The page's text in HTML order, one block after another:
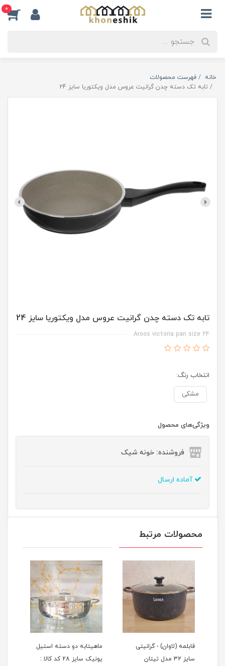
0
خانه
فهرست محصولات
تابه تک دسته چدن گرانیت عروس مدل ویکتوریا سایز 24
تابه تک دسته چدن گرانیت عروس مدل ویکتوریا سایز 24
Aroos victoria pan size 24
انتخاب رنگ:
مشکی
ویژگی‌های محصول
فروشنده: خونه شیک
آماده ارسال
محصولات مرتبط
قابلمه (لاوان) - گرانیتی
سایز 32 مدل تیتان
ماهیتابه دو دسته استیل
یونیک سایز 28 کد کالا :